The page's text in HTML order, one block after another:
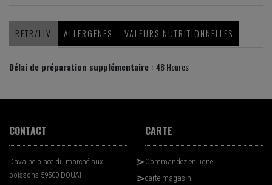
RETR/LIV ALLERGÈNES VALEURS NUTRITIONNELLES
Délai de préparation supplémentaire :48 Heures
CONTACT
Davaine place du marché aux
poissons 59500 DOUAI
CARTE
Commandez en ligne
carte magasin